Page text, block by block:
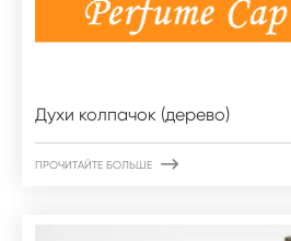
Духи колпачок (дерево)
ПРОЧИТАЙТЕ БОЛЬШЕ 